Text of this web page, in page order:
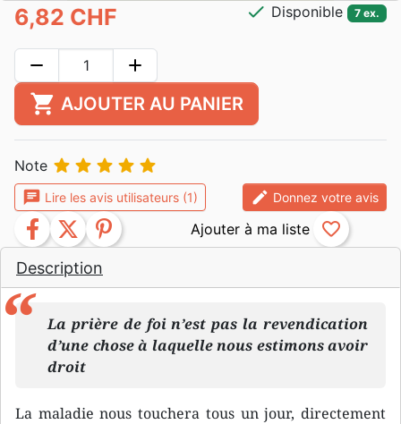
Description
La prière de foi n’est pas la revendication
d’une chose à laquelle nous estimons avoir
droit
La maladie nous touchera tous un jour, directement
6,82 CHF check Disponible 7 ex.
remove add
shopping_cart AJOUTER AU PANIER
Note     
chat Lire les avis utilisateurs (1) edit Donnez votre avis
facebook twitter pinterest favorite_border